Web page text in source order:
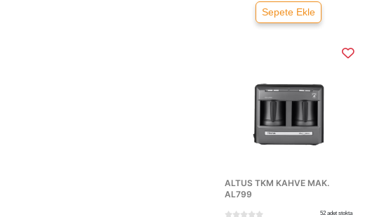
Sepete Ekle
ALTUS TKM KAHVE MAK.
AL799
52 adet stokta